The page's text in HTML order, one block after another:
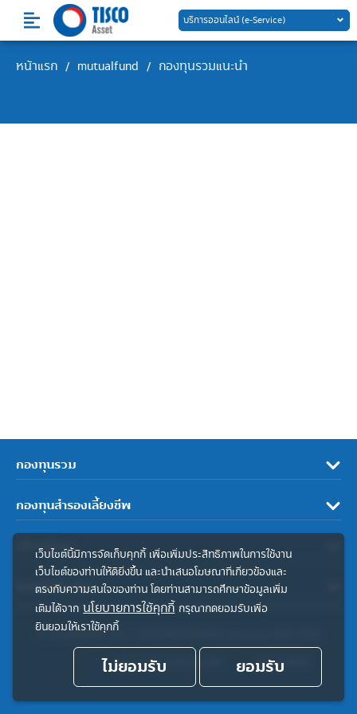
content
บริการออนไลน์ (e-Service)
หน้าแรก / mutualfund / กองทุนรวมแนะนำ
กองทุนรวม
กองทุนสำรองเลี้ยงชีพ
เกี่ยวกับเรา
ลิงค์ที่เกี่ยวข้อง
© สงวนลิขสิทธิ์ 2567 บริษัทหลักทรัพย์จัดการกองทุน ทิสโก้ จำกัด
ประกาศความเป็นส่วนตัว
คำสงวนสิทธิ์
เว็บไซต์นี้มีการจัดเก็บคุกกี้ เพื่อเพิ่มประสิทธิภาพในการใช้งาน
เว็บไซต์ของท่านให้ดียิ่งขึ้น และนำเสนอโฆษณาที่เกี่ยวข้องและ
ตรงกับความสนใจของท่าน โดยท่านสามารถศึกษาข้อมูลเพิ่ม
เติมได้จาก นโยบายการใช้คุกกี้ กรุณากดยอมรับเพื่อ
ยินยอมให้เราใช้คุกกี้
ไม่ยอมรับ ยอมรับ